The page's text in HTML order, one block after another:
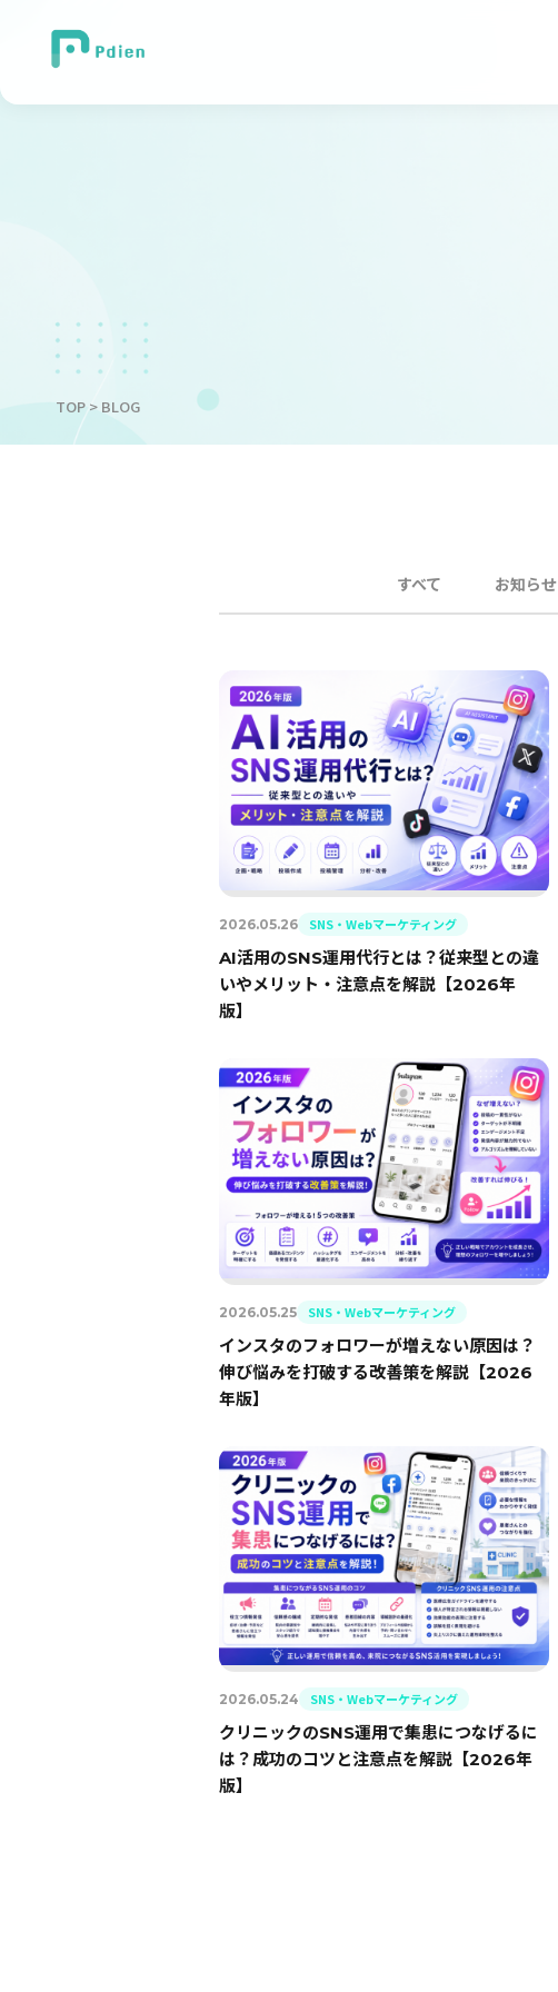
TOP> BLOG
すべて お知らせ
2026.05.26 SNS・Webマーケティング
AI活用のSNS運用代行とは？従来型との違
いやメリット・注意点を解説【2026年
版】
2026.05.25 SNS・Webマーケティング
インスタのフォロワーが増えない原因は？
伸び悩みを打破する改善策を解説【2026
年版】
2026.05.24 SNS・Webマーケティング
クリニックのSNS運用で集患につなげるに
は？成功のコツと注意点を解説【2026年
版】